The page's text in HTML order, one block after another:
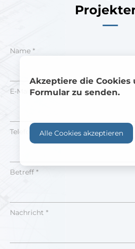
Name *
E-Mail *
Telefonnummer
Betreff *
Nachricht *
Akzeptiere die Cookies
Formular zu senden.
Alle Cookies akzeptieren